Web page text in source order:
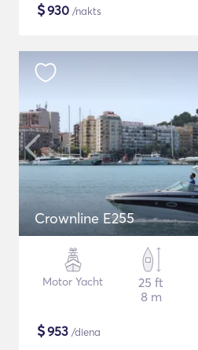
$930 /nakts
Crownline E255
Motor Yacht
25 ft
8 m
$953 /diena